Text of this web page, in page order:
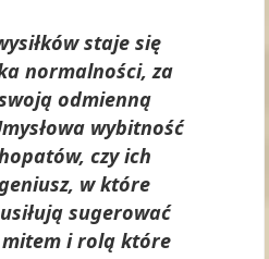
staje się
normalności, za
odmienną
wybitność
czy ich
w które
sugerować
i rolą które